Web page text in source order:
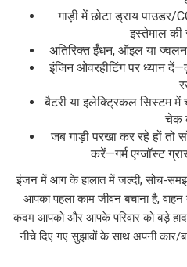
गाड़ी में छोटा ड्राय
इस्तेमाल की
अतिरिक्त ईंधन, ऑइल या
इंजिन ओवरहीटिंग पर ध्यान
बैटरी या इलेक्ट्रिकल सिस्टम
चेक
जब गाड़ी परखा कर रहे हों तो
करें—गर्म एग्जॉस्ट
इंजन में आग के हालात में जल्दी, सोच-
आपका पहला काम जीवन बचाना है,
कदम आपको और आपके परिवार को बड़े
नीचे दिए गए सुझावों के साथ अपनी